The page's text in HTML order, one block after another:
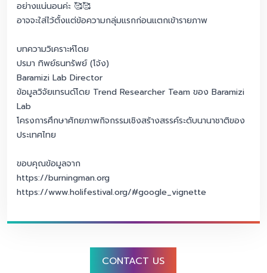
อย่างแน่นอนค่ะ 🥰🥰
อาจจะใส่ไว้ตั้งแต่ข้อความกลุ่มแรกก่อนแตกเข้ารายภาพ
บทความวิเคราะห์โดย
ปรมา ทิพย์ธนทรัพย์ (โจ้ง)
Baramizi Lab Director
ข้อมูลวิจัยเทรนด์โดย Trend Researcher Team ของ Baramizi
Lab
โครงการศึกษาศักยภาพกิจกรรมเชิงสร้างสรรค์ระดับนานาชาติของ
ประเทศไทย
ขอบคุณข้อมูลจาก
https://burningman.org
https://www.holifestival.org/#google_vignette
CONTACT US